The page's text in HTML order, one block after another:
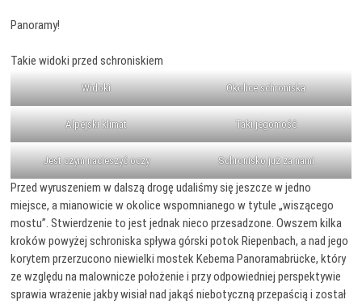
Panoramy!
Takie widoki przed schroniskiem
Widoki Okolice schroniska
Alpejski klimat Taki jegomość
Jest czym nacieszyć oczy Schronisko już za nami
Przed wyruszeniem w dalszą drogę udaliśmy się jeszcze w jedno
miejsce, a mianowicie w okolice wspomnianego w tytule „wiszącego
mostu”. Stwierdzenie to jest jednak nieco przesadzone. Owszem kilka
kroków powyżej schroniska spływa górski potok Riepenbach, a nad jego
korytem przerzucono niewielki mostek Kebema Panoramabrücke, który
ze względu na malownicze położenie i przy odpowiedniej perspektywie
sprawia wrażenie jakby wisiał nad jakąś niebotyczną przepaścią i został